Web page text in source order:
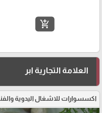
add_shopping_cart
العلامة التجارية ابر